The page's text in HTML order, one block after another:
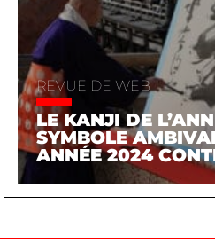
REVUE DE WEB
LE KANJI DE
SYMBOLE
ANNÉE 2024